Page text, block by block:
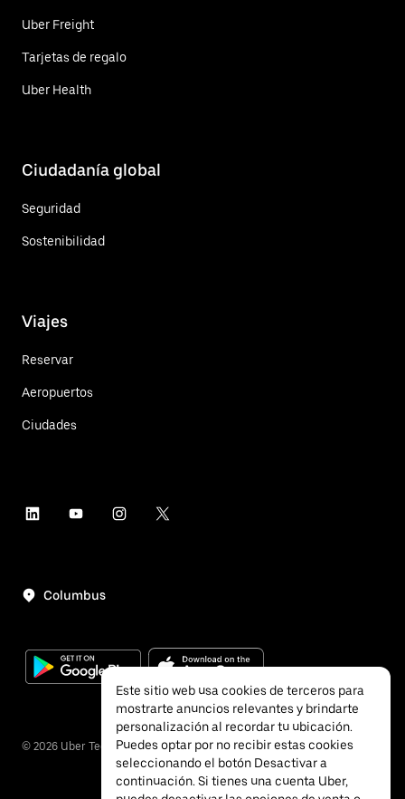
Uber Freight
Tarjetas de regalo
Uber Health
Ciudadanía global
Seguridad
Sostenibilidad
Viajes
Reservar
Aeropuertos
Ciudades
Columbus
© 2026 Uber Technologies, Inc.
Este sitio web usa cookies de terceros para
mostrarte anuncios relevantes y brindarte
personalización al recordar tu ubicación.
Puedes optar por no recibir estas cookies
seleccionando el botón Desactivar a
continuación. Si tienes una cuenta Uber,